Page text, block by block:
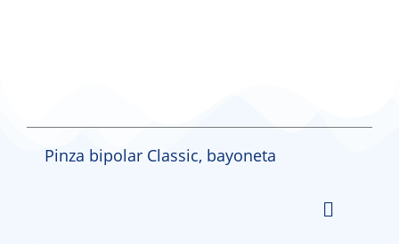
Pinza bipolar Classic, bayoneta